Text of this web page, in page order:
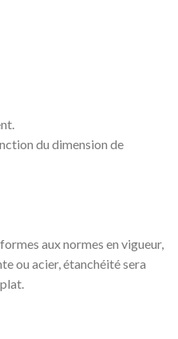
du dimension de
aux normes en vigueur,
ou acier, étanchéité sera